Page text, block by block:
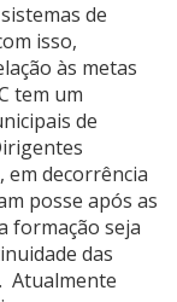
de
isso,
às metas
tem um
de
em decorrência
posse após as
formação seja
das
Atualmente